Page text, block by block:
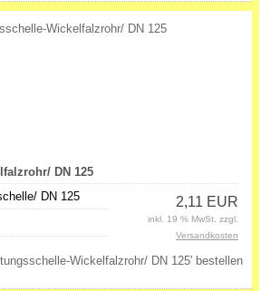
DN 125
DN 125
2,11 EUR
inkl. 19 % MwSt. zzgl.
Versandkosten